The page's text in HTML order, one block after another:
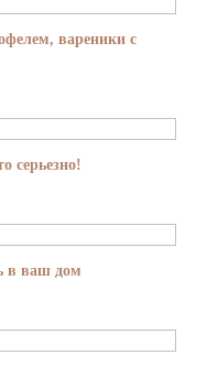
вареники с
серьезно!
в ваш дом